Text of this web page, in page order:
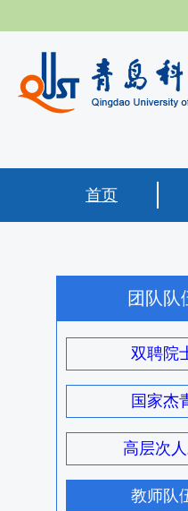
首页
团队队
双聘院
国家杰
高层次
教师队